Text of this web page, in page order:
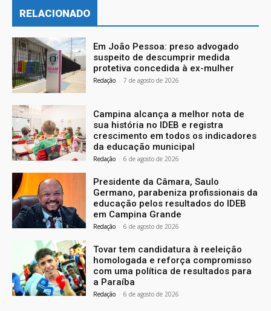
RELACIONADO
Em João Pessoa: preso advogado
suspeito de descumprir medida
protetiva concedida à ex-mulher
Redação - 7 de agosto de 2026
Campina alcança a melhor nota de
sua história no IDEB e registra
crescimento em todos os indicadores
da educação municipal
Redação - 6 de agosto de 2026
Presidente da Câmara, Saulo
Germano, parabeniza profissionais da
educação pelos resultados do IDEB
em Campina Grande
Redação - 6 de agosto de 2026
Tovar tem candidatura à reeleição
homologada e reforça compromisso
com uma política de resultados para
a Paraíba
Redação - 6 de agosto de 2026